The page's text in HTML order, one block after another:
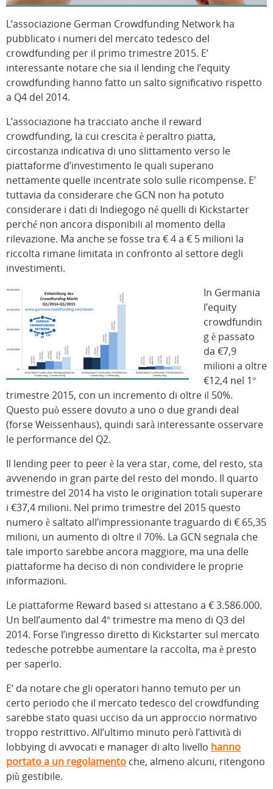
L’associazione German Crowdfunding Network ha
pubblicato i numeri del mercato tedesco del
crowdfunding per il primo trimestre 2015. E’
interessante notare che sia il lending che l’equity
crowdfunding hanno fatto un salto significativo rispetto
a Q4 del 2014.
L’associazione ha tracciato anche il reward
crowdfunding, la cui crescita è peraltro piatta,
circostanza indicativa di uno slittamento verso le
piattaforme d’investimento le quali superano
nettamente quelle incentrate solo sulle ricompense. E’
tuttavia da considerare che GCN non ha potuto
considerare i dati di Indiegogo né quelli di Kickstarter
perché non ancora disponibili al momento della
rilevazione. Ma anche se fosse tra € 4 a € 5 milioni la
riccolta rimane limitata in confronto al settore degli
investimenti.
In Germania
l’equity
crowdfundin
g è passato
da €7,9
milioni a oltre
€12,4 nel 1°
trimestre 2015, con un incremento di oltre il 50%.
Questo può essere dovuto a uno o due grandi deal
(forse Weissenhaus), quindi sarà interessante osservare
le performance del Q2.
Il lending peer to peer è la vera star, come, del resto, sta
avvenendo in gran parte del resto del mondo. Il quarto
trimestre del 2014 ha visto le origination totali superare
i €37,4 milioni. Nel primo trimestre del 2015 questo
numero è saltato all’impressionante traguardo di € 65,35
milioni, un aumento di oltre il 70%. La GCN segnala che
tale importo sarebbe ancora maggiore, ma una delle
piattaforme ha deciso di non condividere le proprie
informazioni.
Le piattaforme Reward based si attestano a € 3.586.000.
Un bell’aumento dal 4° trimestre ma meno di Q3 del
2014. Forse l’ingresso diretto di Kickstarter sul mercato
tedesche potrebbe aumentare la raccolta, ma è presto
per saperlo.
E’ da notare che gli operatori hanno temuto per un
certo periodo che il mercato tedesco del crowdfunding
sarebbe stato quasi ucciso da un approccio normativo
troppo restrittivo. All’ultimo minuto però l’attività di
lobbying di avvocati e manager di alto livello hanno
portato a un regolamento che, almeno alcuni, ritengono
più gestibile.